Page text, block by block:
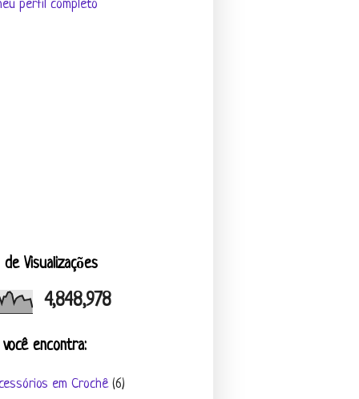
perfil completo
de Visualizações
4,848,978
encontra:
em Crochê (6)